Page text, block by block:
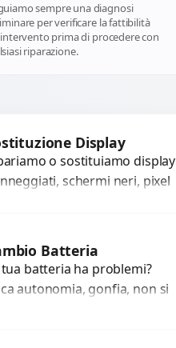
sempre una diagnosi
per verificare la fattibilità
prima di procedere con
riparazione.
Display
o sostituiamo display
schermi neri, pixel
sbiaditi,...Batteria
tua batteria ha problemi?
autonomia, gonfia, non si